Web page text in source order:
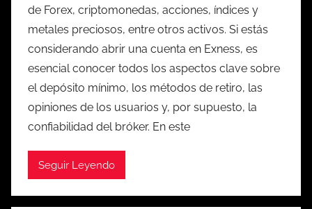
de Forex, criptomonedas, acciones, índices y
metales preciosos, entre otros activos. Si estás
considerando abrir una cuenta en Exness, es
esencial conocer todos los aspectos clave sobre
el depósito mínimo, los métodos de retiro, las
opiniones de los usuarios y, por supuesto, la
confiabilidad del bróker. En este
Seguir Leyendo